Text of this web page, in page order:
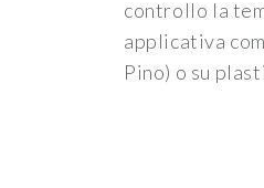
controllo la
applicativa
Pino) o su